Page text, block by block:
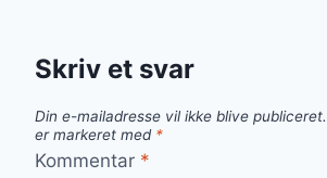
Skriv et svar
Din e-mailadresse vil ikke blive publiceret.
er markeret med *
Kommentar *